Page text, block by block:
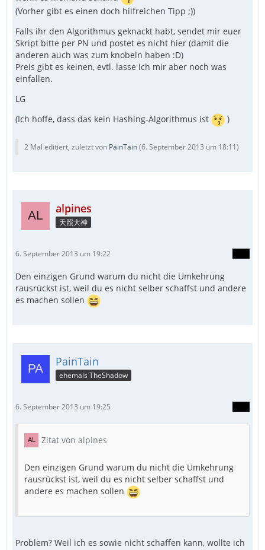
(Vorher gibt es einen doch hilfreichen Tipp ;))
Falls ihr den Algorithmus geknackt habt, sendet mir euer
Skript bitte per PN und postet es nicht hier (damit die
anderen auch was zum knobeln haben :D)
Preis gibt es keinen, evtl. lasse ich mir aber noch was
einfallen.
LG
(Ich hoffe, dass das kein Hashing-Algorithmus ist
)
2 Mal editiert, zuletzt von PainTain(6. September 2013 um 18:11)
alpines
天照大神
6. September 2013 um 19:22
Den einzigen Grund warum du nicht die Umkehrung
rausrückst ist, weil du es nicht selber schaffst und andere
es machen sollen
PainTain
ehemals TheShadow
6. September 2013 um 19:25
Zitat von alpines
Den einzigen Grund warum du nicht die Umkehrung
rausrückst ist, weil du es nicht selber schaffst und
andere es machen sollen
Problem? Weil ich es sowie nicht schaffen kann, wollte ich